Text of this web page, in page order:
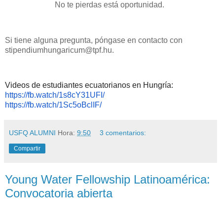
No te pierdas está oportunidad.
Si tiene alguna pregunta, póngase en contacto con
stipendiumhungaricum@tpf.hu.
Videos de estudiantes ecuatorianos en Hungría:
https://fb.watch/1s8cY31UFI/
https://fb.watch/1Sc5oBclIF/
USFQ ALUMNI Hora: 9:50 3 comentarios:
Compartir
Young Water Fellowship Latinoamérica:
Convocatoria abierta